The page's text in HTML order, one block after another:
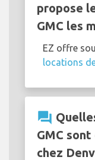
propose
GMC les
EZ offre
locations
question_answer
GMC
chez